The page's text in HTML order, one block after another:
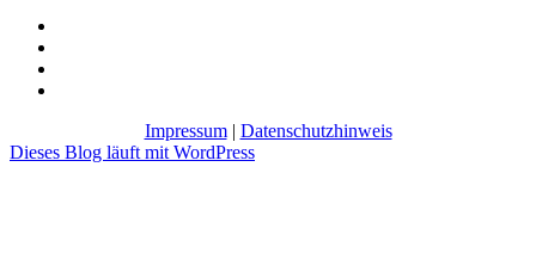
Impressum| Datenschutzhinweis
Dieses Blog läuft mit WordPress